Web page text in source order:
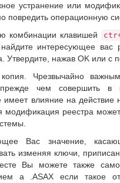
устранение или
повредить операционную
комбинации клавишей
найдите интересующее вас
Утвердите, нажав OK или с
Чрезвычайно
прежде чем совершить в
имеет влияние на действие
модификация реестра
Вас значение,
изменяя ключи,
Вы можете также
а .ASAX если такое